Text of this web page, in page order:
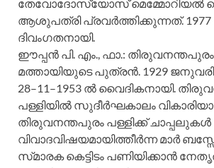
തേവോദോസ്യോസ്‌ മെമ്മോറിയല്‍
ആശുപത്രി പ്രവര്‍ത്തിക്കുന്നത്‌.
ദിവംഗതനായി.
ഈപ്പന്‍ പി. എം., ഫാ.:
മത്തായിയുടെ പുത്രന്‍. 1929 ജനുവരി
28–11–1953 ല്‍ വൈദികനായി.
പള്ളിയില്‍ സുദീര്‍ഘകാലം
തിരുവനന്തപുരം പള്ളിക്ക്‌
വിവാദവിഷയമായിത്തീര്‍ന്ന മാര്‍
സ്‌മാരക കെട്ടിടം പണിയിക്കാന്‍